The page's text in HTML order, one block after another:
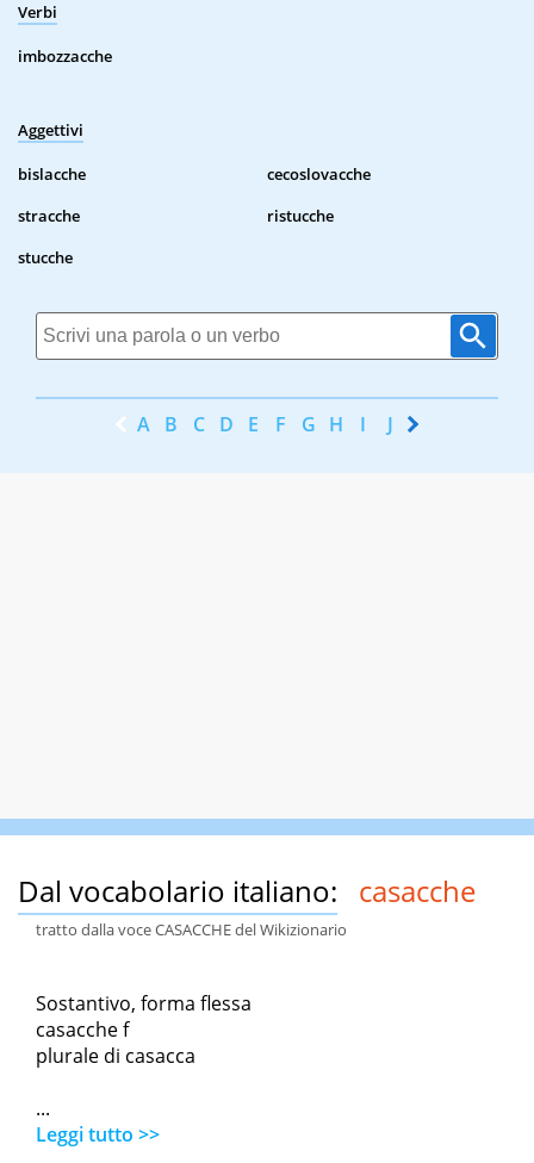
Verbi
imbozzacche
Aggettivi
bislacche
cecoslovacche
stracche
ristucche
stucche
A B C D E F G H I J K
Dal vocabolario italiano: casacche
tratto dalla voce CASACCHE del Wikizionario
Sostantivo, forma flessa
casacche f
plurale di casacca
...
Leggi tutto >>